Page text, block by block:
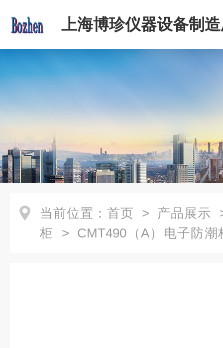
上海博珍仪器设备制
当前位置： 首页 > 产品展示
柜 > CMT490（A）电子防潮